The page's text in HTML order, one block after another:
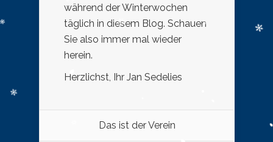
während der Winterwochen
täglich in diesem Blog. Schauen
Sie also immer mal wieder
herein.
Herzlichst, Ihr Jan Sedelies
Das ist der Verein